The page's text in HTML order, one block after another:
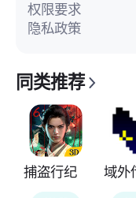
权限要求
隐私政策
同类推荐
捕盗行纪 域外